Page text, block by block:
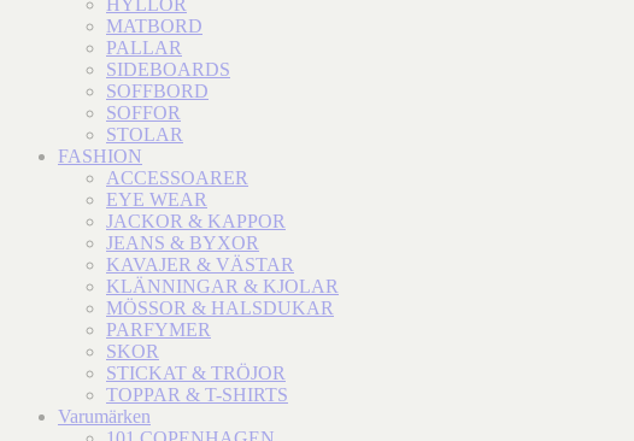
HYLLOR
MATBORD
PALLAR
SIDEBOARDS
SOFFBORD
SOFFOR
STOLAR
FASHION
ACCESSOARER
EYE WEAR
JACKOR & KAPPOR
JEANS & BYXOR
KAVAJER & VÄSTAR
KLÄNNINGAR & KJOLAR
MÖSSOR & HALSDUKAR
PARFYMER
SKOR
STICKAT & TRÖJOR
TOPPAR & T-SHIRTS
Varumärken